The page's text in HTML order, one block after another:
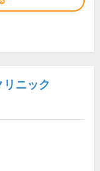
リニック